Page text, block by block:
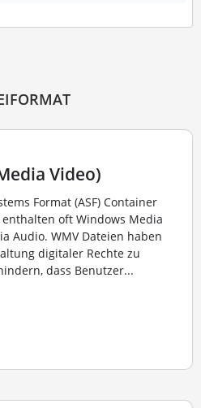
Video)
Format (ASF) Container
oft Windows Media
Audio. WMV Dateien haben
digitaler Rechte zu
dass Benutzer...